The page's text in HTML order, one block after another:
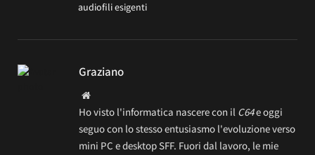
audiofili esigenti
Graziano
Website
Ho visto l'informatica nascere con il C64e oggi
seguo con lo stesso entusiasmo l'evoluzione verso
mini PC e desktop SFF. Fuori dal lavoro, le mie